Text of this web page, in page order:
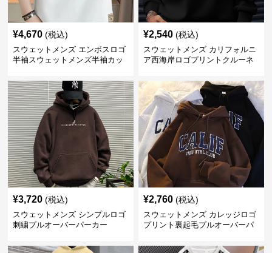
¥4,670 (税込)
スウェットメンズ エンボスロゴ
半袖スウェットメンズ半袖カッ
¥2,540 (税込)
スウェットメンズ カリフォルニ
ア西海岸ロゴプリントクルーネ
¥3,720 (税込)
スウェットメンズ シンプルロゴ
刺繍プルオーバーパーカー
¥2,760 (税込)
スウェットメンズ カレッジロゴ
プリント裏起毛プルオーバーパ